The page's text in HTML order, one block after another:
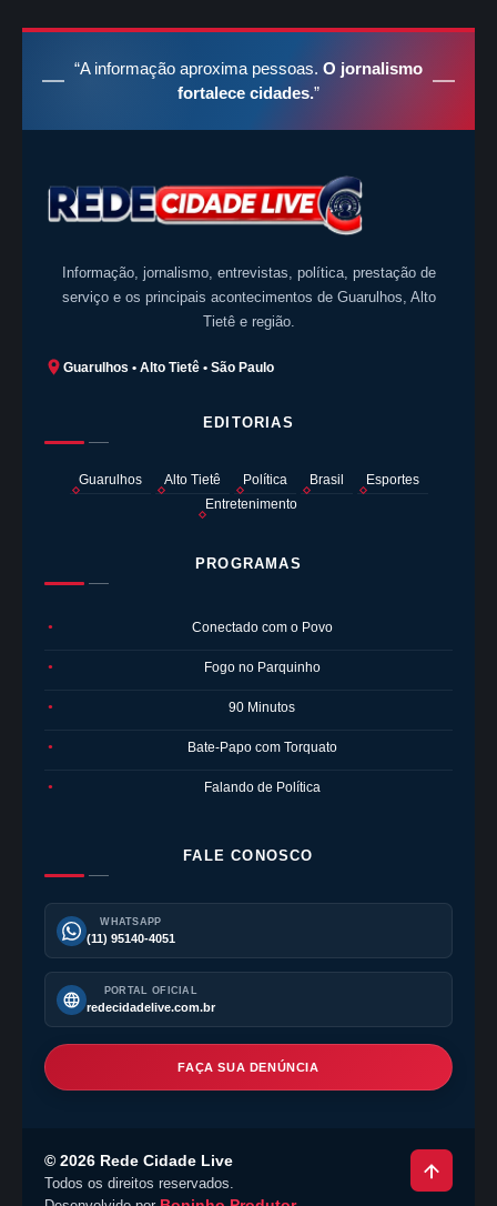
“A informação aproxima pessoas. O jornalismo
fortalece cidades.”
Informação, jornalismo, entrevistas, política, prestação de
serviço e os principais acontecimentos de Guarulhos, Alto
Tietê e região.
Guarulhos • Alto Tietê • São Paulo
EDITORIAS
Guarulhos Alto Tietê Política Brasil
Esportes
Entretenimento
PROGRAMAS
● Conectado com o Povo
● Fogo no Parquinho
● 90 Minutos
● Bate-Papo com Torquato
● Falando de Política
FALE CONOSCO
WHATSAPP
(11) 95140-4051
PORTAL OFICIAL
redecidadelive.com.br
FAÇA SUA DENÚNCIA
© 2026 Rede Cidade Live
Todos os direitos reservados.